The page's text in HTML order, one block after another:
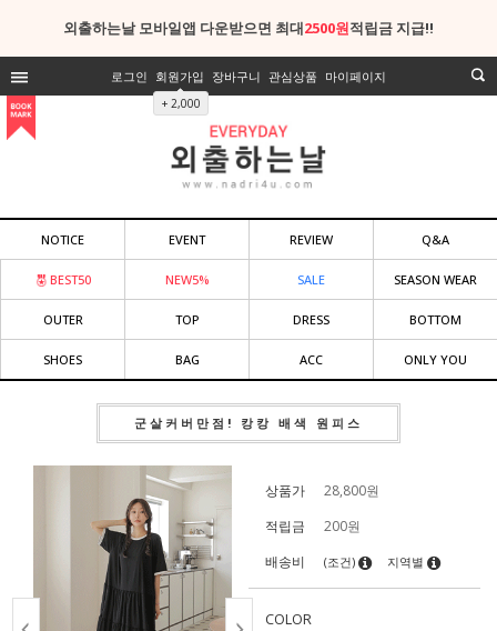
외출하는날 모바일앱 다운받으면 최대2500원적립금 지급!!
로그인 회원가입
+ 2,000
장바구니 관심상품 마이페이지
NOTICE EVENT REVIEW Q&A
BEST50 NEW5% SALE SEASON WEAR
OUTER TOP DRESS BOTTOM
SHOES BAG ACC ONLY YOU
군살커버만점! 캉캉 배색 원피스
상품가 28,800원
적립금
200원
배송비
(조건) 지역별
COLOR